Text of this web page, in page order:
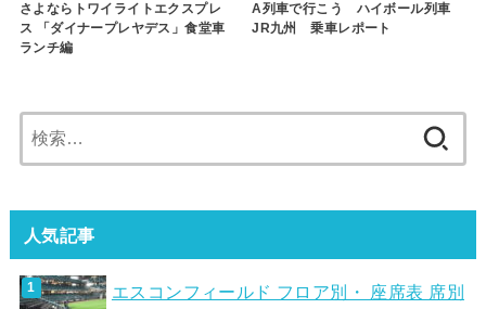
さよならトワイライトエクスプレ
ス 「ダイナープレヤデス」食堂車
ランチ編
A列車で行こう ハイボール列車
JR九州 乗車レポート
索:
人気記事
エスコンフィールド フロア別・ 座席表 席別